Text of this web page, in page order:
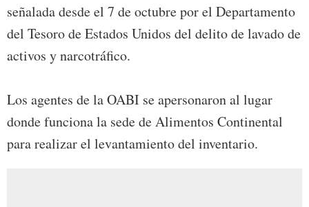
señalada desde el 7 de octubre por el Departamento
del Tesoro de Estados Unidos del delito de lavado de
activos y narcotráfico.
Los agentes de la OABI se apersonaron al lugar
donde funciona la sede de Alimentos Continental
para realizar el levantamiento del inventario.